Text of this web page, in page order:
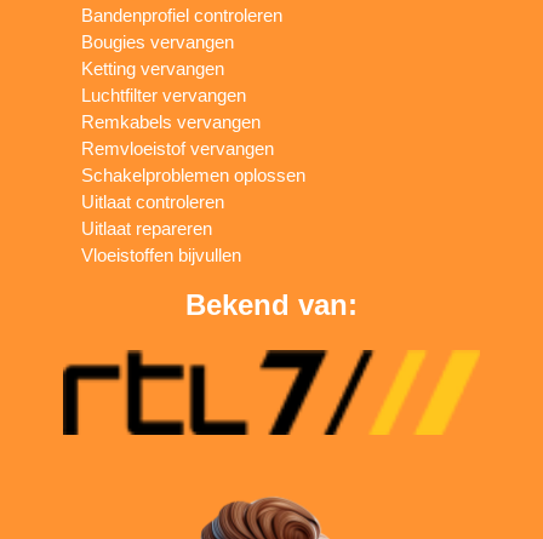
Bandenprofiel controleren
Bougies vervangen
Ketting vervangen
Luchtfilter vervangen
Remkabels vervangen
Remvloeistof vervangen
Schakelproblemen oplossen
Uitlaat controleren
Uitlaat repareren
Vloeistoffen bijvullen
Bekend van: